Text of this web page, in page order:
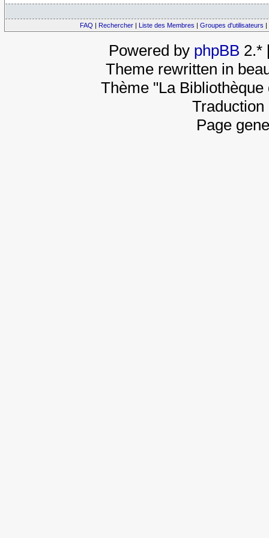
FAQ | Rechercher | Liste des Membres | Groupes d'utilisateurs |
Powered by phpBB 2.*
Theme rewritten in
Thème "La
Page